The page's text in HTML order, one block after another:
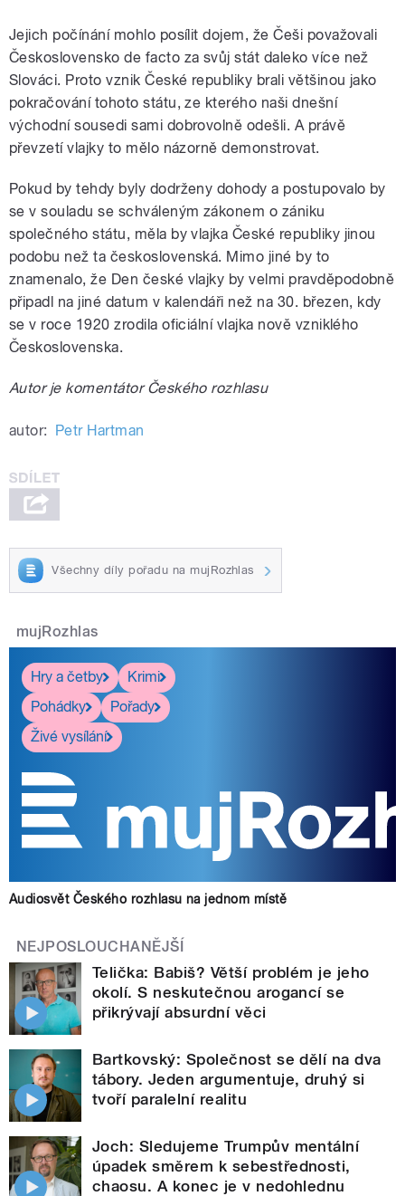
Jejich počínání mohlo posílit dojem, že Češi považovali
Československo de facto za svůj stát daleko více než
Slováci. Proto vznik České republiky brali většinou jako
pokračování tohoto státu, ze kterého naši dnešní
východní sousedi sami dobrovolně odešli. A právě
převzetí vlajky to mělo názorně demonstrovat.
Pokud by tehdy byly dodrženy dohody a postupovalo by
se v souladu se schváleným zákonem o zániku
společného státu, měla by vlajka České republiky jinou
podobu než ta československá. Mimo jiné by to
znamenalo, že Den české vlajky by velmi pravděpodobně
připadl na jiné datum v kalendáři než na 30. březen, kdy
se v roce 1920 zrodila oficiální vlajka nově vzniklého
Československa.
Autor je komentátor Českého rozhlasu
autor: Petr Hartman
Všechny díly pořadu na mujRozhlas
mujRozhlas
Hry a četby
Krimi
Pohádky
Pořady
Živé vysílání
Audiosvět Českého rozhlasu na jednom místě
NEJPOSLOUCHANĚJŠÍ
Telička: Babiš? Větší problém je jeho
okolí. S neskutečnou arogancí se
přikrývají absurdní věci
Bartkovský: Společnost se dělí na dva
tábory. Jeden argumentuje, druhý si
tvoří paralelní realitu
Joch: Sledujeme Trumpův mentální
úpadek směrem k sebestřednosti,
chaosu. A konec je v nedohlednu